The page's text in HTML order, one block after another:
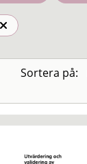
Sortera på: